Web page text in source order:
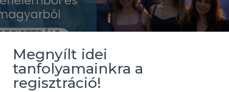
E
/
Megnyílt idei
tanfolyamainkra a
regisztráció!